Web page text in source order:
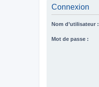
Connexion
Nom d’utilisateur :
Mot de passe :